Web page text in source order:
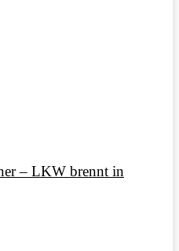
– LKW brennt in